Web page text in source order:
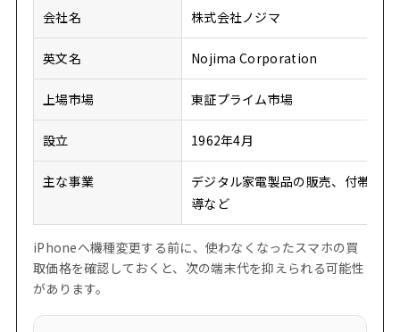
会社名 株式会社ノジマ
英文名 Nojima Corporation
上場市場 東証プライム市場
設立 1962年4月
主な事業
デジタル家電製品の販売、付帯工
導など
iPhoneへ機種変更する前に、使わなくなったスマホの買
取価格を確認しておくと、次の端末代を抑えられる可能性
があります。